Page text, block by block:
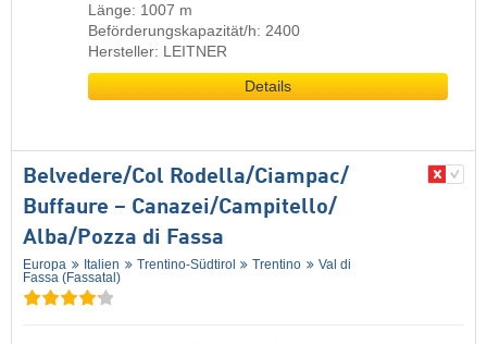
Länge: 1007 m
Beförderungskapazität/h: 2400
Hersteller: LEITNER
Details
Belvedere/​Col Rodella/​Ciampac/​
Buffaure – Canazei/​Campitello/​
Alba/​Pozza di Fassa
Europa Italien Trentino-Südtirol Trentino
Val di
Fassa (Fassatal)